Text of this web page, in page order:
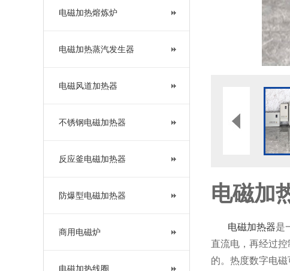
电磁加热熔炼炉
电磁加热蒸汽发生器
电磁风道加热器
不锈钢电磁加热器
反应釜电磁加热器
防爆型电磁加热器
商用电磁炉
电磁加热线圈
电磁加
电磁加热器是
直流电，再经过
的。热度数字电